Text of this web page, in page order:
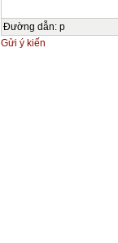
Đường dẫn: p
Gửi ý kiến